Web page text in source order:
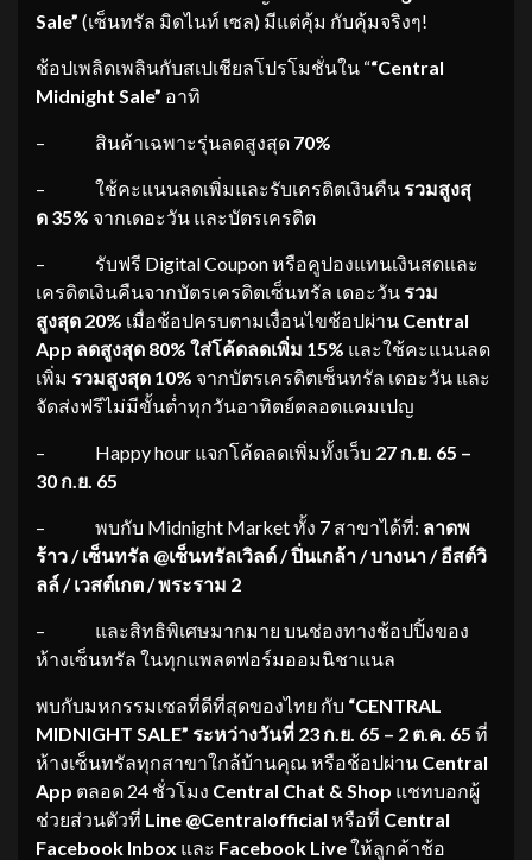
Sale” (เซ็นทรัล มิดไนท์ เซล) มีแต่คุ้ม กับคุ้มจริงๆ!
ช้อปเพลิดเพลินกับสเปเชียลโปรโมชั่นใน ““Central
Midnight Sale” อาทิ
– สินค้าเฉพาะรุ่นลดสูงสุด 70%
– ใช้คะแนนลดเพิ่มและรับเครดิตเงินคืน รวมสูงสุ
ด 35% จากเดอะวัน และบัตรเครดิต
– รับฟรี Digital Coupon หรือคูปองแทนเงินสดและ
เครดิตเงินคืนจากบัตรเครดิตเซ็นทรัล เดอะวัน รวม
สูงสุด 20% เมื่อช้อปครบตามเงื่อนไขช้อปผ่าน Central
App ลดสูงสุด 80% ใส่โค้ดลดเพิ่ม 15% และใช้คะแนนลด
เพิ่ม รวมสูงสุด 10% จากบัตรเครดิตเซ็นทรัล เดอะวัน และ
จัดส่งฟรีไม่มีขั้นต่ำทุกวันอาทิตย์ตลอดแคมเปญ
– Happy hour แจกโค้ดลดเพิ่มทั้งเว็บ 27 ก.ย. 65 –
30 ก.ย. 65
– พบกับ Midnight Market ทั้ง 7 สาขาได้ที่: ลาดพ
ร้าว / เซ็นทรัล @เซ็นทรัลเวิลด์ / ปิ่นเกล้า / บางนา / อีสต์วิ
ลล์ / เวสต์เกต / พระราม 2
– และสิทธิพิเศษมากมาย บนช่องทางช้อปปิ้งของ
ห้างเซ็นทรัล ในทุกแพลตฟอร์มออมนิชาแนล
พบกับมหกรรมเซลที่ดีที่สุดของไทย กับ “CENTRAL
MIDNIGHT SALE” ระหว่างวันที่ 23 ก.ย. 65 – 2 ต.ค. 65 ที่
ห้างเซ็นทรัลทุกสาขาใกล้บ้านคุณ หรือช้อปผ่าน Central
App ตลอด 24 ชั่วโมง Central Chat & Shop แชทบอกผู้
ช่วยส่วนตัวที่ L ine @Centralofficial หรือที่ Central
Facebook Inbox และ Facebook Liveให้ลูกค้าช้อ